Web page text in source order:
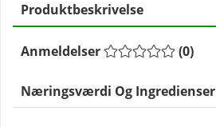
Produktbeskrivelse
Anmeldelser (0)
Næringsværdi Og Ingredienser